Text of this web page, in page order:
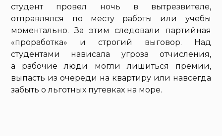
студент провел ночь в вытрезвителе,
отправлялся по месту работы или учебы
моментально. За этим следовали партийная
«проработка» и строгий выговор. Над
студентами нависала угроза отчисления,
а рабочие люди могли лишиться премии,
выпасть из очереди на квартиру или навсегда
забыть о льготных путевках на море.